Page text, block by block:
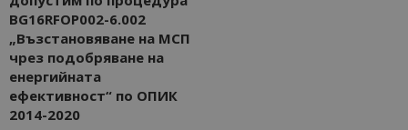
BG16RFOP002-6.002
„Възстановяване на МСП
чрез подобряване на
енергийната
ефективност“ по ОПИК
2014-2020